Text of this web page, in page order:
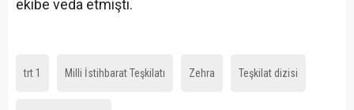
ekibe veda etmişti.
trt 1 Milli İstihbarat Teşkilatı Zehra Teşkilat dizisi